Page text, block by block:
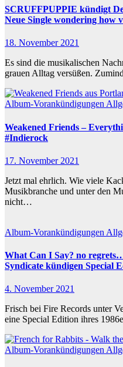
SCRUFFPUPPIE kündigt
Neue Single wondering how
18. November 2021
Es sind die musikalischen
grauen Alltag versüßen.
Album-Vorankündigungen
Weakened Friends –
#Indierock
17. November 2021
Jetzt mal ehrlich. Wie viele
Musikbranche und unter den
nicht…
Album-Vorankündigungen
What Can I Say? no
Syndicate kündigen Special
4. November 2021
Frisch bei Fire Records unter
eine Special Edition ihres
Album-Vorankündigungen